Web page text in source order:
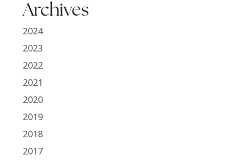
Archives
2024
2023
2022
2021
2020
2019
2018
2017